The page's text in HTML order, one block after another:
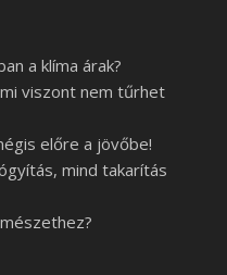
a klíma árak?
viszont nem tűrhet
előre a jövőbe!
mind takarítás